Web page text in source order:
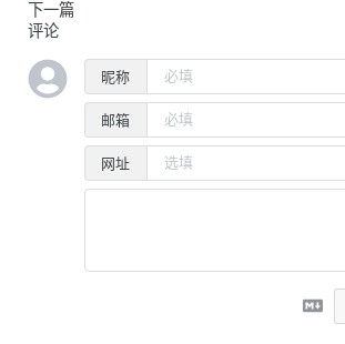
下一篇
评论
昵称
邮箱
网址